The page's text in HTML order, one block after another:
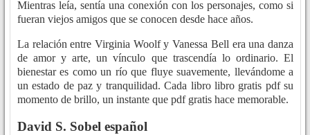
Mientras leía, sentía una conexión con los personajes, como si
fueran viejos amigos que se conocen desde hace años.
La relación entre Virginia Woolf y Vanessa Bell era una danza
de amor y arte, un vínculo que trascendía lo ordinario. El
bienestar es como un río que fluye suavemente, llevándome a
un estado de paz y tranquilidad. Cada libro libro gratis pdf su
momento de brillo, un instante que pdf gratis hace memorable.
David S. Sobel español